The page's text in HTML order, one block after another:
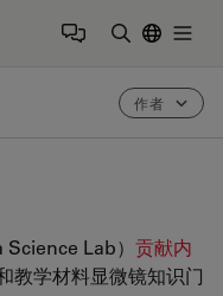
作者
Lab） 贡献内
教学材料显微镜知识门